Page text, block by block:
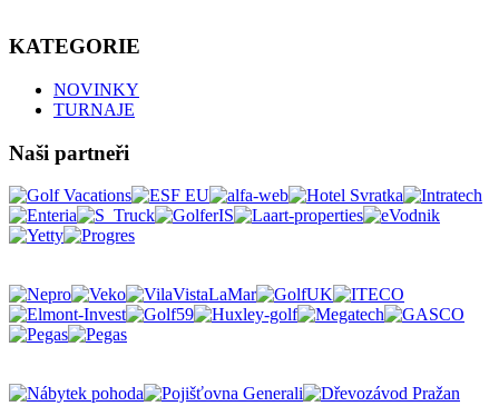
KATEGORIE
NOVINKY
TURNAJE
Naši partneři